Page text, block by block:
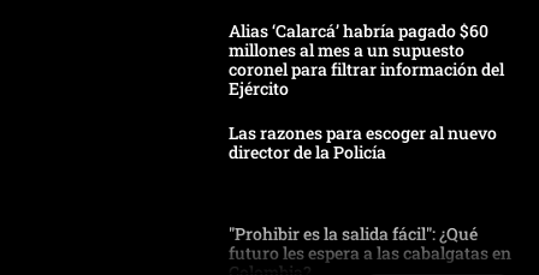
Alias ‘Calarcá’ habría pagado $60
millones al mes a un supuesto
coronel para filtrar información del
Ejército
Las razones para escoger al nuevo
director de la Policía
"Prohibir es la salida fácil": ¿Qué
futuro les espera a las cabalgatas en